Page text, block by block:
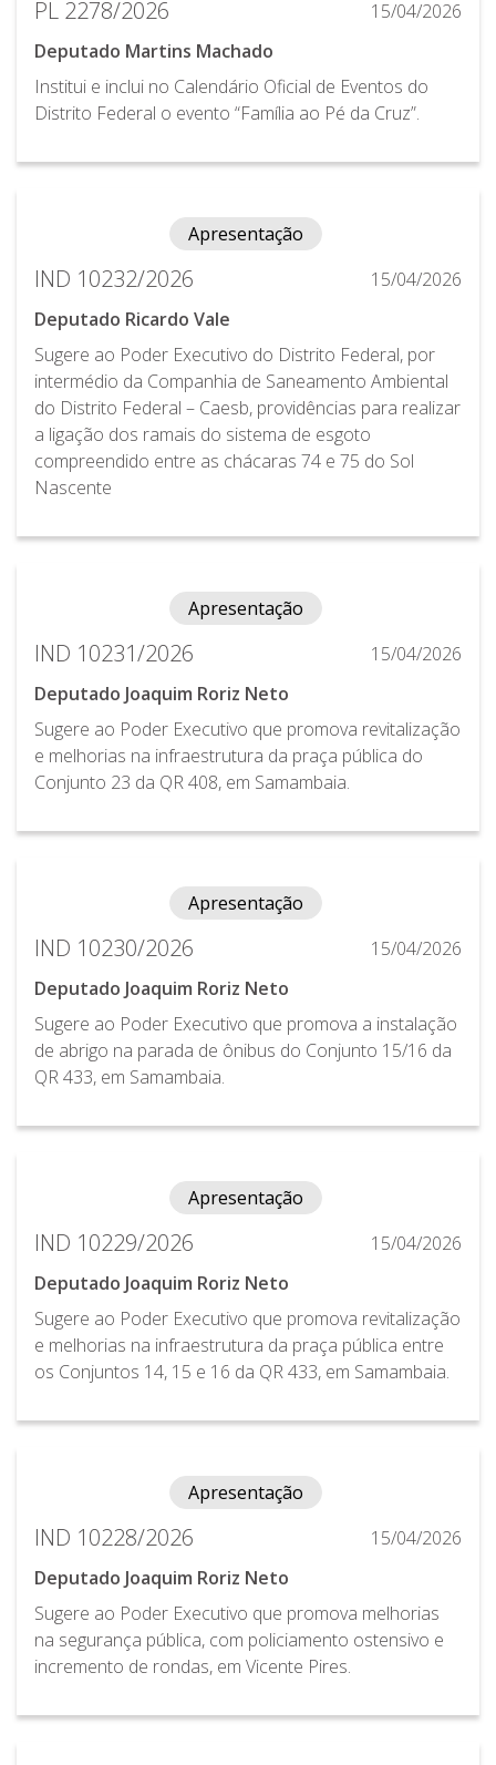
PL 2278/2026
15/04/2026
Deputado Martins Machado
Institui e inclui no Calendário Oficial de Eventos do
Distrito Federal o evento “Família ao Pé da Cruz”.
Apresentação
IND 10232/2026
15/04/2026
Deputado Ricardo Vale
Sugere ao Poder Executivo do Distrito Federal, por
intermédio da Companhia de Saneamento Ambiental
do Distrito Federal – Caesb, providências para realizar
a ligação dos ramais do sistema de esgoto
compreendido entre as chácaras 74 e 75 do Sol
Nascente
Apresentação
IND 10231/2026
15/04/2026
Deputado Joaquim Roriz Neto
Sugere ao Poder Executivo que promova revitalização
e melhorias na infraestrutura da praça pública do
Conjunto 23 da QR 408, em Samambaia.
Apresentação
IND 10230/2026
15/04/2026
Deputado Joaquim Roriz Neto
Sugere ao Poder Executivo que promova a instalação
de abrigo na parada de ônibus do Conjunto 15/16 da
QR 433, em Samambaia.
Apresentação
IND 10229/2026
15/04/2026
Deputado Joaquim Roriz Neto
Sugere ao Poder Executivo que promova revitalização
e melhorias na infraestrutura da praça pública entre
os Conjuntos 14, 15 e 16 da QR 433, em Samambaia.
Apresentação
IND 10228/2026
15/04/2026
Deputado Joaquim Roriz Neto
Sugere ao Poder Executivo que promova melhorias
na segurança pública, com policiamento ostensivo e
incremento de rondas, em Vicente Pires.